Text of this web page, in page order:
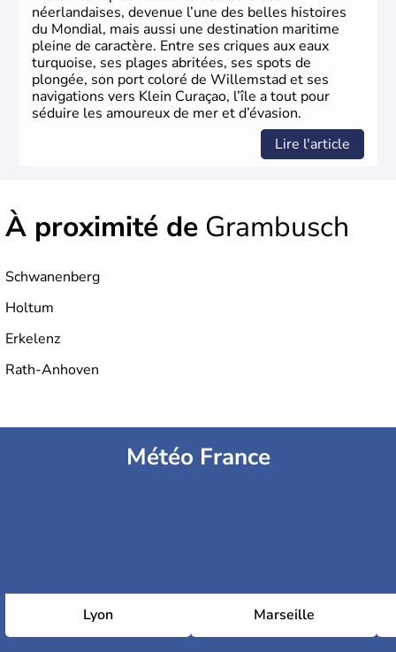
néerlandaises, devenue l’une des belles histoires
du Mondial, mais aussi une destination maritime
pleine de caractère. Entre ses criques aux eaux
turquoise, ses plages abritées, ses spots de
plongée, son port coloré de Willemstad et ses
navigations vers Klein Curaçao, l’île a tout pour
séduire les amoureux de mer et d’évasion.
Lire l'article
À proximité de Grambusch
Schwanenberg
Holtum
Erkelenz
Rath-Anhoven
Météo France
Lyon Marseille